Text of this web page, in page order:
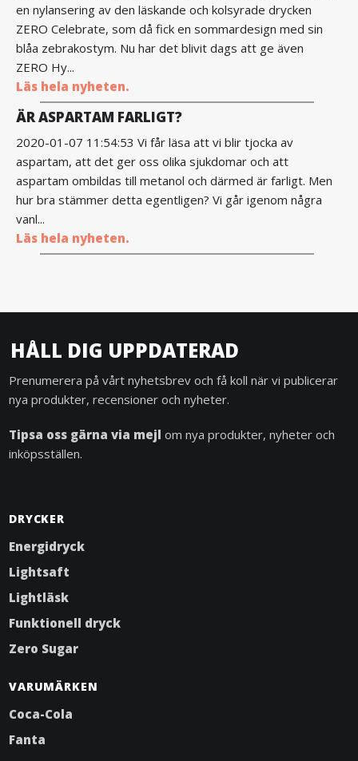
en nylansering av den läskande och kolsyrade drycken
ZERO Celebrate, som då fick en sommardesign med sin
blåa zebrakostym. Nu har det blivit dags att ge även
ZERO Hy...
Läs hela nyheten.
ÄR ASPARTAM FARLIGT?
2020-01-07 11:54:53 Vi får läsa att vi blir tjocka av
aspartam, att det ger oss olika sjukdomar och att
aspartam ombildas till metanol och därmed är farligt. Men
hur bra stämmer detta egentligen? Vi går igenom några
vanl...
Läs hela nyheten.
HÅLL DIG UPPDATERAD
Prenumerera på vårt nyhetsbrev och få koll när vi publicerar
nya produkter, recensioner och nyheter.
Tipsa oss gärna via mejl om nya produkter, nyheter och
inköpsställen.
DRYCKER
Energidryck
Lightsaft
Lightläsk
Funktionell dryck
Zero Sugar
VARUMÄRKEN
Coca-Cola
Fanta